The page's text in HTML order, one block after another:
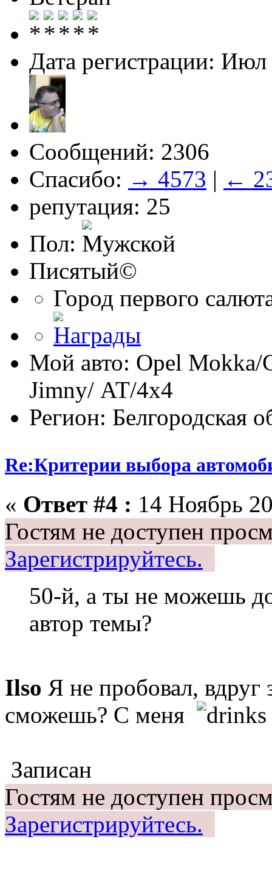
Дата регистрации:
Сообщений: 2306
Спасибо: → 4573 | ←
репутация: 25
Пол:
Писятый©
Город первого
Мой авто: Opel Моkka/
Jimny/ АТ/4х4
Регион: Белгородская
Re:Критерии выбора
« Ответ #4 : 14 Ноябрь
Гостям не доступен
Зарегистрируйтесь.
50-й, а ты не можешь
автор темы?
Ilso Я не пробовал, вдруг
сможешь? С меня
Записан
Гостям не доступен
Зарегистрируйтесь.